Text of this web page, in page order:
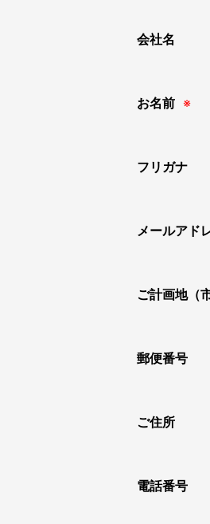
会社名
お名前 ※
フリガナ
メールアド
ご計画地（
郵便番号
ご住所
電話番号